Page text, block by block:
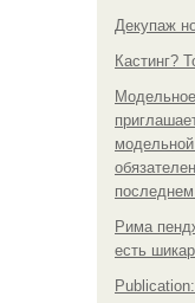
Декупаж
Кастинг?
последнем
Рима
есть